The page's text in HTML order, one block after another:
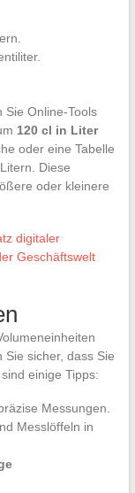
Online-Tools
120 cl in Liter
oder eine Tabelle
Diese
oder kleinere
digitaler
Geschäftswelt
sicher, dass Sie
einige Tipps:
Messungen.
Messlöffeln in